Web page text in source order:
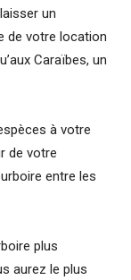
un
de votre location
Caraïbes, un
à votre
de votre
entre les
plus
aurez le plus